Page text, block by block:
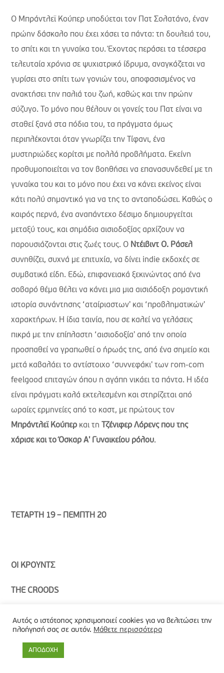
Ο Μπράντλεϊ Κούπερ υποδύεται τον Πατ Σολατάνο, έναν
πρώην δάσκαλο που έχει χάσει τα πάντα: τη δουλειά του,
το σπίτι και τη γυναίκα του. Έχοντας περάσει τα τέσσερα
τελευταία χρόνια σε ψυχιατρικό ίδρυμα, αναγκάζεται να
γυρίσει στο σπίτι των γονιών του, αποφασισμένος να
ανακτήσει την παλιά του ζωή, καθώς και την πρώην
σύζυγο. Το μόνο που θέλουν οι γονείς του Πατ είναι να
σταθεί ξανά στα πόδια του, τα πράγματα όμως
περιπλέκονται όταν γνωρίζει την Τίφανι, ένα
μυστηριώδες κορίτσι με πολλά προβλήματα. Εκείνη
προθυμοποιείται να τον βοηθήσει να επανασυνδεθεί με τη
γυναίκα του και το μόνο που έχει να κάνει εκείνος είναι
κάτι πολύ σημαντικό για να της το ανταποδώσει. Καθώς ο
καιρός περνά, ένα αναπάντεχο δέσιμο δημιουργείται
μεταξύ τους, και σημάδια αισιοδοξίας αρχίζουν να
παρουσιάζονται στις ζωές τους. Ο Ντέιβιντ Ο. Ράσελ
συνηθίζει, συχνά με επιτυχία, να δίνει indie εκδοχές σε
συμβατικά είδη. Εδώ, επιφανειακά ξεκινώντας από ένα
σοβαρό θέμα θέλει να κάνει μια μια αισιόδοξη ρομαντική
ιστορία συνάντησης ‘αταίριαστων' και ‘προβληματικών'
χαρακτήρων. Η ίδια ταινία, που σε καλεί να γελάσεις
πικρά με την επίπλαστη ‘αισιοδοξία' από την οποία
προσπαθεί να γραπωθεί ο ήρωάς της, από ένα σημείο και
μετά καβαλάει το αντίστοιχο ‘συννεφάκι' των rom-com
feelgood επιταγών όπου η αγάπη νικάει τα πάντα. Η ιδέα
είναι πράγματι καλά εκτελεσμένη και στηρίζεται από
ωραίες ερμηνείες από το καστ, με πρώτους τον
Μπράντλεϊ Κούπερ και τη
Τζένιφερ Λόρενς που της
χάρισε και το Όσκαρ Α' Γυναικείου ρόλου.
ΤΕΤΑΡΤΗ 19– ΠΕΜΠΤΗ 20
ΟΙ ΚΡΟΥΝΤΣ
THE CROODS
Σκηνοθεσία: Κερκ ντε Μίκο, Κρις Σάντερς.
Αυτός ο ιστότοπος χρησιμοποιεί cookies για να βελιτώσει την
πλοήγησή σας σε αυτόν. Μάθετε περισσότερα
ΑΠΟΔΟΧΗ